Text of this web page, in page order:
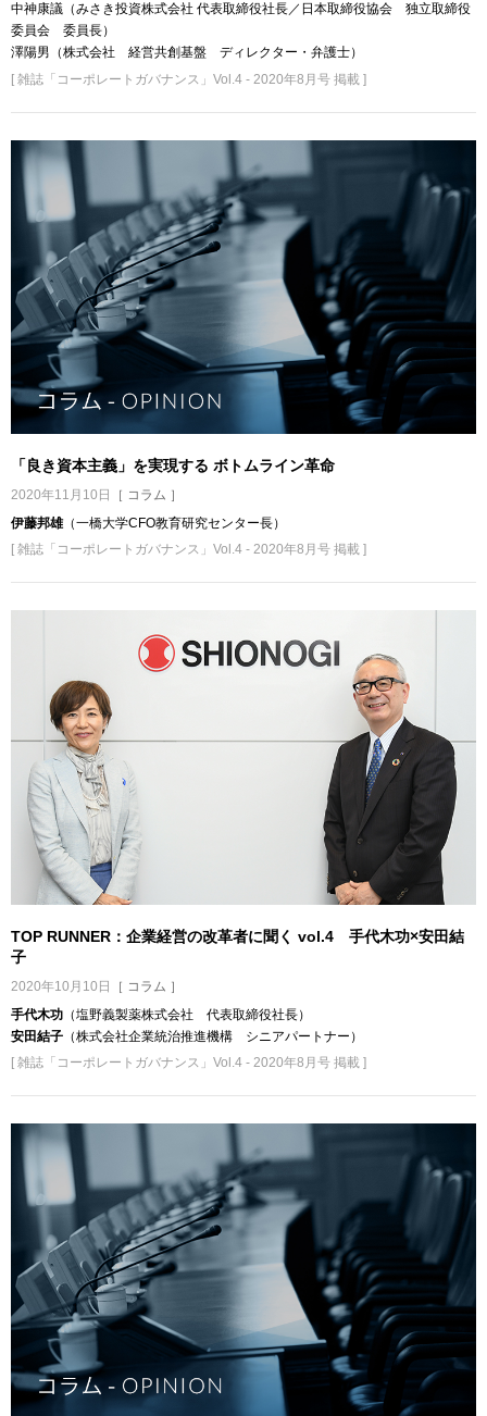
中神康議（みさき投資株式会社 代表取締役社長／日本取締役協会 独立取締役
委員会 委員長）
澤陽男（株式会社 経営共創基盤 ディレクター・弁護士）
[ 雑誌「コーポレートガバナンス」Vol.4 - 2020年8月号 掲載 ]
「良き資本主義」を実現する ボトムライン革命
2020年11月10日
［ コラム ］
伊藤邦雄（一橋大学CFO教育研究センター長）
[ 雑誌「コーポレートガバナンス」Vol.4 - 2020年8月号 掲載 ]
TOP RUNNER：企業経営の改革者に聞く vol.4 手代木功×安田結
子
2020年10月10日
［ コラム ］
手代木功 （塩野義製薬株式会社 代表取締役社長）
安田結子 （株式会社企業統治推進機構 シニアパートナー）
[ 雑誌「コーポレートガバナンス」Vol.4 - 2020年8月号 掲載 ]